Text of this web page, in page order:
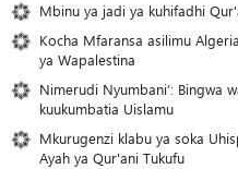
Mbinu ya jadi ya kuhifadhi
Kocha Mfaransa asilimu
ya Wapalestina
Nimerudi Nyumbani’: Bingwa
kuukumbatia Uislamu
Mkurugenzi klabu ya soka
Ayah ya Qur'ani Tukufu